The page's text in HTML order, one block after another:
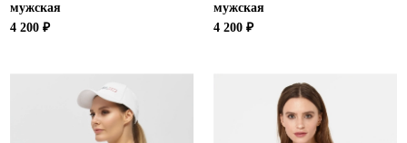
мужская
4 200 ₽
мужская
4 200 ₽